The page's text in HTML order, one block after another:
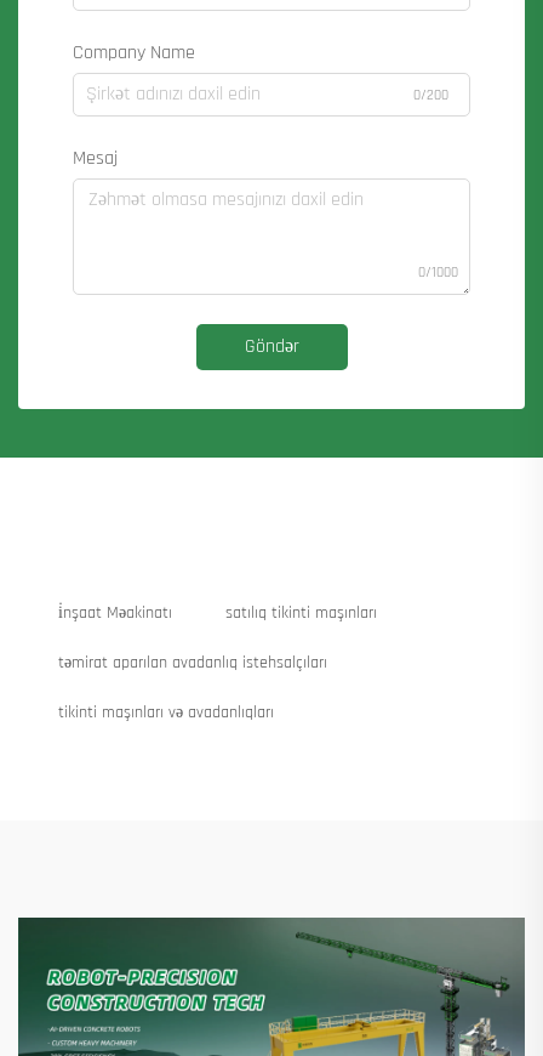
Company Name
0/200
Mesaj
0/1000
Göndər
i̇nşaat Məakinatı satılıq tikinti maşınları
təmirat aparılan avadanlıq istehsalçıları
tikinti maşınları və avadanlıqları